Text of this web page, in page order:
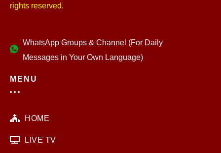
rights reserved.
WhatsApp Groups & Channel (For Daily
Messages in Your Own Language)
MENU
HOME
LIVE TV